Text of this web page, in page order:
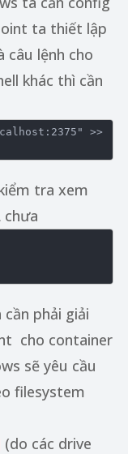
ta thiết lập
câu lệnh cho
khác thì cần
>>
tra xem
chưa
phải giải
cho container
sẽ yêu cầu
filesystem
(do các drive